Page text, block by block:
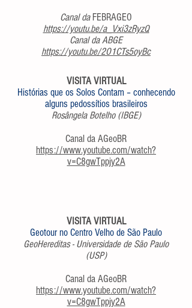
Canal da FEBRAGEO
https://youtu.be/a_Vxi3zRyzQ
Canal da ABGE
https://youtu.be/2O1CTs5oyBc
VISITA VIRTUAL
Histórias que os Solos Contam – conhecendo
alguns pedossítios brasileiros
Rosângela Botelho (IBGE)
Canal da AGeoBR
https://www.youtube.com/watch?
v=C8gwTppjy2A
VISITA VIRTUAL
Geotour no Centro Velho de São Paulo
GeoHereditas - Universidade de São Paulo
(USP)
Canal da AGeoBR
https://www.youtube.com/watch?
v=C8gwTppjy2A